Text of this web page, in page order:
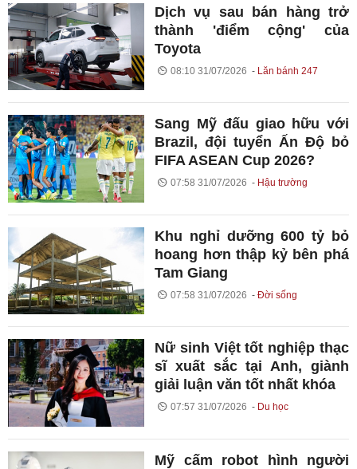
Dịch vụ sau bán hàng trở
thành 'điểm cộng' của
Toyota
08:10 31/07/2026 Lăn bánh 247
Sang Mỹ đấu giao hữu với
Brazil, đội tuyển Ấn Độ bỏ
FIFA ASEAN Cup 2026?
07:58 31/07/2026 Hậu trường
Khu nghỉ dưỡng 600 tỷ bỏ
hoang hơn thập kỷ bên phá
Tam Giang
07:58 31/07/2026 Đời sống
Nữ sinh Việt tốt nghiệp thạc
sĩ xuất sắc tại Anh, giành
giải luận văn tốt nhất khóa
07:57 31/07/2026 Du học
Mỹ cấm robot hình người